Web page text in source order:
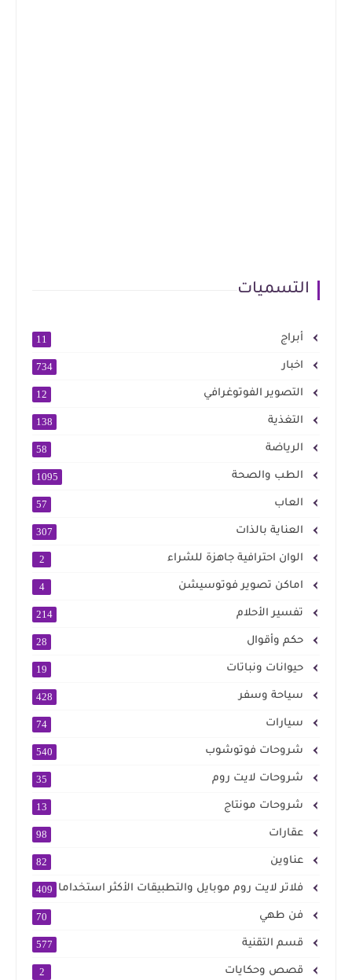
التسميات
أبراج 11
اخبار 734
التصوير الفوتوغرافي 12
التغذية 138
الرياضة 58
الطب والصحة 1095
العاب 57
العناية بالذات 307
الوان احترافية جاهزة للشراء 2
اماكن تصوير فوتوسيشن 4
تفسير الأحلام 214
حكم وأقوال 28
حيوانات ونباتات 19
سياحة وسفر 428
سيارات 74
شروحات فوتوشوب 540
شروحات لايت روم 35
شروحات مونتاج 13
عقارات 98
عناوين 82
فلاتر لايت روم موبايل والتطبيقات الأكثر استخداما 409
فن طهي 70
قسم التقنية 577
قصص وحكايات 2